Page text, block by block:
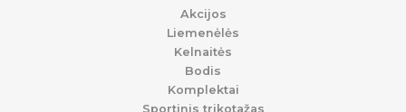
Akcijos
Liemenėlės
Kelnaitės
Bodis
Komplektai
Sportinis trikotažas